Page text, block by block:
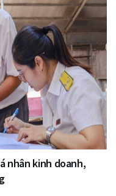
nhân kinh doanh,